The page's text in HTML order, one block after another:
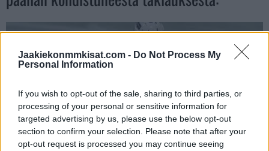
Jaakiekonmmkisat.com - Do Not Process My
Personal Information
If you wish to opt-out of the sale, sharing to third parties, or
processing of your personal or sensitive information for
targeted advertising by us, please use the below opt-out
section to confirm your selection. Please note that after your
opt-out request is processed you may continue seeing